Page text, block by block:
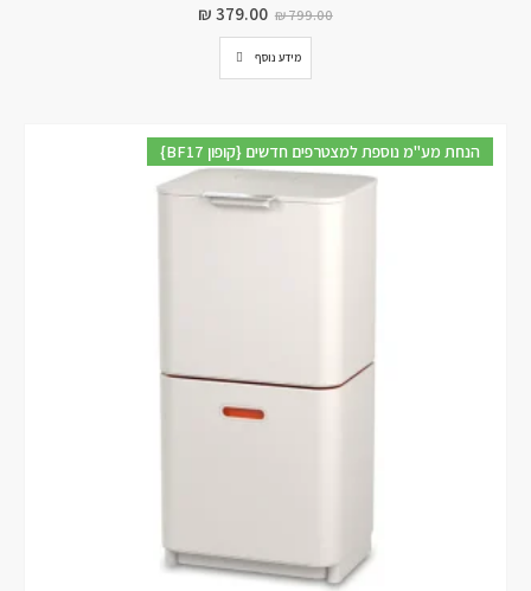
₪799.00
₪ 379.00
מידע נוסף
{BF17 קופון} הנחת מע"מ נוספת למצטרפים חדשים